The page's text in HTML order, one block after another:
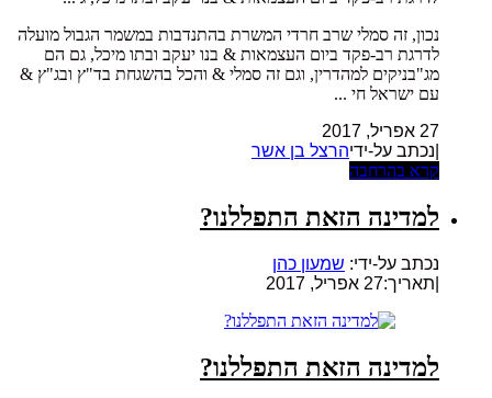
נכון, זה סמלי שרב חרדי המשרת בהתנדבות במשמר הגבול מועלה
לדרגת רב-פקד ביום העצמאות & בנו יעקב ובתו מיכל, גם הם
מג"בניקים למהדרין, וגם זה סמלי & והכל בהשגחת בד"ץ ובג"ץ &
עם ישראל חי ...
27 אפריל, 2017
|נכתב על-ידיהרצל בן אשר
קרא בהרחבה
למדינה הזאת התפללנו?
נכתב על-ידי: שמעון כהן
תאריך:27 אפריל, 2017
למדינה הזאת התפללנו?